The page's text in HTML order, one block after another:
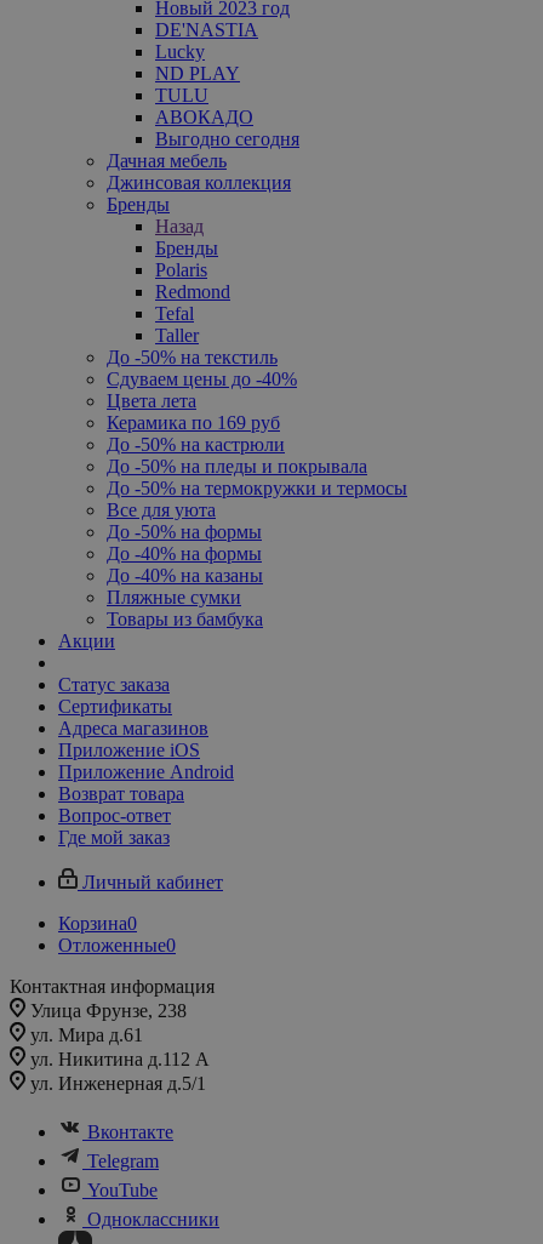
Новый 2023 год
DE'NASTIA
Lucky
ND PLAY
TULU
АВОКАДО
Выгодно сегодня
Дачная мебель
Джинсовая коллекция
Бренды
Назад
Бренды
Polaris
Redmond
Tefal
Taller
До -50% на текстиль
Сдуваем цены до -40%
Цвета лета
Керамика по 169 руб
До -50% на кастрюли
До -50% на пледы и покрывала
До -50% на термокружки и термосы
Все для уюта
До -50% на формы
До -40% на формы
До -40% на казаны
Пляжные сумки
Товары из бамбука
Акции
Статус заказа
Сертификаты
Адреса магазинов
Приложение iOS
Приложение Android
Возврат товара
Вопрос-ответ
Где мой заказ
Личный кабинет
Корзина0
Отложенные0
Контактная информация
Улица Фрунзе, 238​
ул. Мира д.61
ул. Никитина д.112 А
ул. Инженерная д.5/1
Вконтакте
Telegram
YouTube
Одноклассники